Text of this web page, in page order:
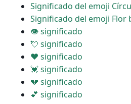
Significado del emoji
Significado del emoji Flor
👁 significado
💘 significado
❤ significado
💓 significado
💔 significado
💕 significado